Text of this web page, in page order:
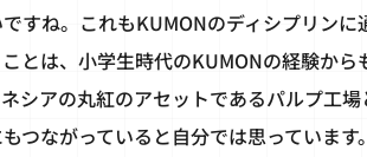
すね。これもKUMONのディシプリン
とは、小学生時代のKUMONの経験か
シアの丸紅のアセットであるパルプ工
つながっていると自分では思っています